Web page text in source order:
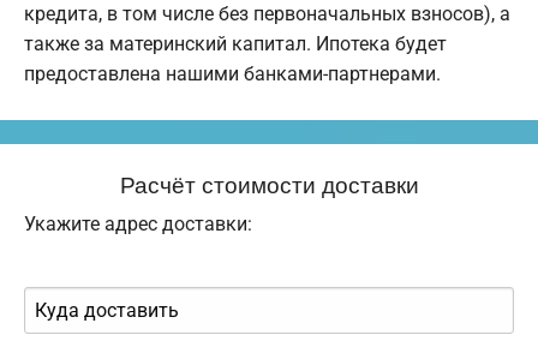
кредита, в том числе без первоначальных взносов), а
также за материнский капитал. Ипотека будет
предоставлена нашими банками-партнерами.
Расчёт стоимости доставки
Укажите адрес доставки: